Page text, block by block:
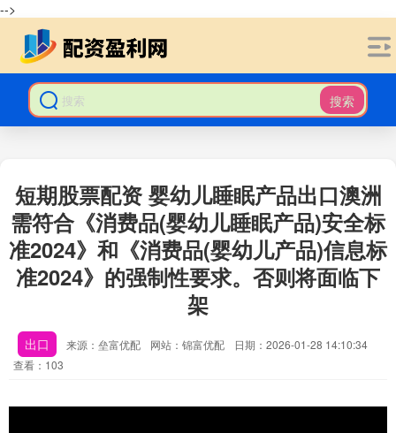
-->
搜索
短期股票配资 婴幼儿睡眠产品出口澳洲
需符合《消费品(婴幼儿睡眠产品)安全标
准2024》和《消费品(婴幼儿产品)信息标
准2024》的强制性要求。否则将面临下
架
出口 来源：垒富优配 网站：锦富优配
日期：2026-01-28 14:10:34
查看：103